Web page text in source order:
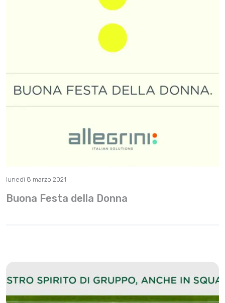
lunedì 8 marzo 2021
Buona Festa della Donna